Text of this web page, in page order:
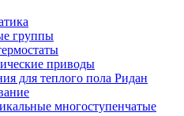
группы
приводы
для теплого пола Ридан
многоступенчатые